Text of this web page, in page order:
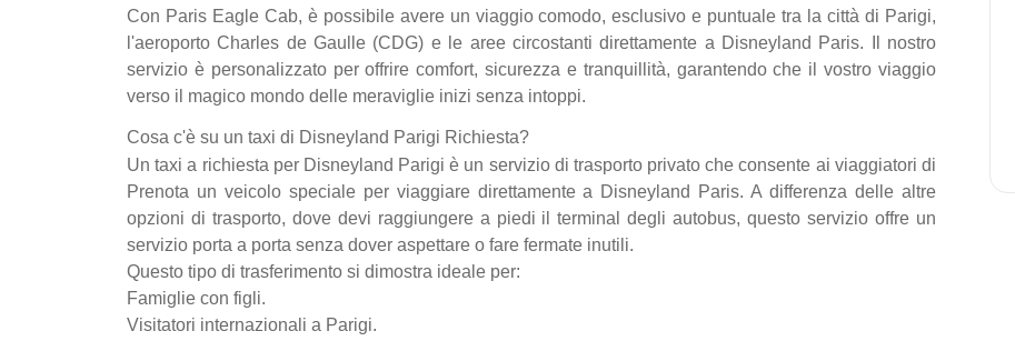
Con Paris Eagle Cab, è possibile avere un viaggio comodo, esclusivo e puntuale tra la città di Parigi,
l'aeroporto Charles de Gaulle (CDG) e le aree circostanti direttamente a Disneyland Paris. Il nostro
servizio è personalizzato per offrire comfort, sicurezza e tranquillità, garantendo che il vostro viaggio
verso il magico mondo delle meraviglie inizi senza intoppi.
Cosa c'è su un taxi di Disneyland Parigi Richiesta?
Un taxi a richiesta per Disneyland Parigi è un servizio di trasporto privato che consente ai viaggiatori di
Prenota un veicolo speciale per viaggiare direttamente a Disneyland Paris. A differenza delle altre
opzioni di trasporto, dove devi raggiungere a piedi il terminal degli autobus, questo servizio offre un
servizio porta a porta senza dover aspettare o fare fermate inutili.
Questo tipo di trasferimento si dimostra ideale per:
Famiglie con figli.
Visitatori internazionali a Parigi.